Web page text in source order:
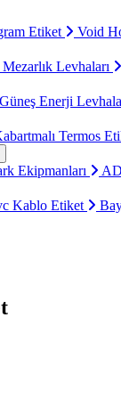
Etiket Void
Mezarlık Levhaları
Enerji
Termos
Ekipmanları
Kablo Etiket